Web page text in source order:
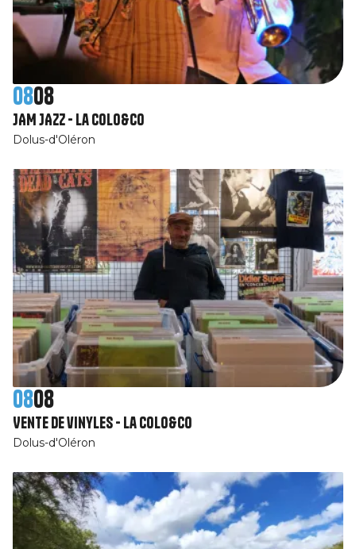
0808
JAM JAZZ - La Colo&Co
Dolus-d'Oléron
0808
Vente de vinyles - La Colo&Co
Dolus-d'Oléron